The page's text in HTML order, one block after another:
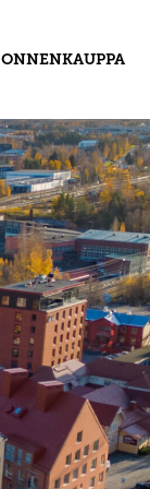
ONNENKAUPPA